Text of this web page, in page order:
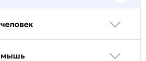
человек
мышь